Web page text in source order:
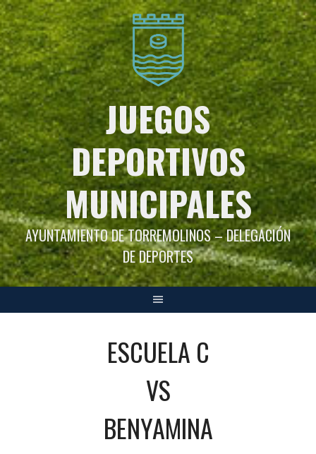
Saltar
al
contenido
JUEGOS
DEPORTIVOS
MUNICIPALES
AYUNTAMIENTO DE TORREMOLINOS – DELEGACIÓN
DE DEPORTES
ESCUELA C
VS
BENYAMINA